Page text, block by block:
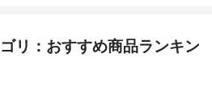
リ：おすすめ商品ランキン